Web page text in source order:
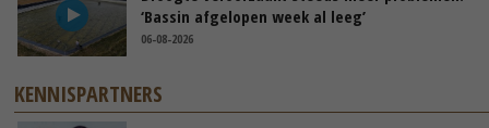
‘Bassin afgelopen week al leeg’
06-08-2026
KENNISPARTNERS